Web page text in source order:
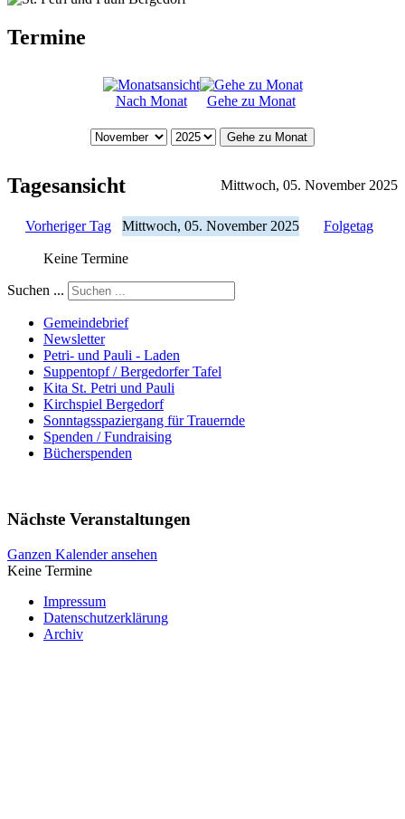
Termine
Nach Monat Gehe zu Monat
Gehe zu Monat
Tagesansicht Mittwoch, 05. November 2025
Vorheriger Tag Mittwoch, 05. November 2025 Folgetag
Keine Termine
Suchen ...
Gemeindebrief
Newsletter
Petri- und Pauli - Laden
Suppentopf / Bergedorfer Tafel
Kita St. Petri und Pauli
Kirchspiel Bergedorf
Sonntagsspaziergang für Trauernde
Spenden / Fundraising
Bücherspenden
Nächste Veranstaltungen
Ganzen Kalender ansehen
Keine Termine
Impressum
Datenschutzerklärung
Archiv